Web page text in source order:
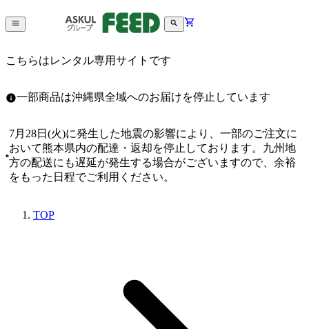
こちらはレンタル専用サイトです
一部商品は沖縄県全域へのお届けを停止しています
7月28日(火)に発生した地震の影響により、一部のご注文に
おいて熊本県内の配達・返却を停止しております。九州地
方の配送にも遅延が発生する場合がございますので、余裕
をもった日程でご利用ください。
TOP